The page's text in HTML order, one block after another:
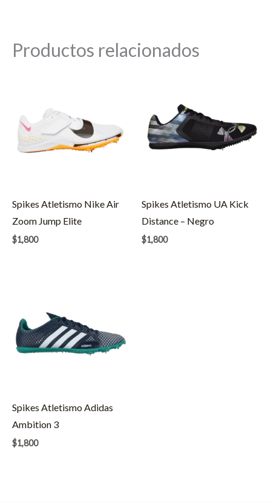
Productos relacionados
Spikes Atletismo Nike Air
Zoom Jump Elite
$1,800
Spikes Atletismo UA Kick
Distance – Negro
$1,800
Spikes Atletismo Adidas
Ambition 3
$1,800